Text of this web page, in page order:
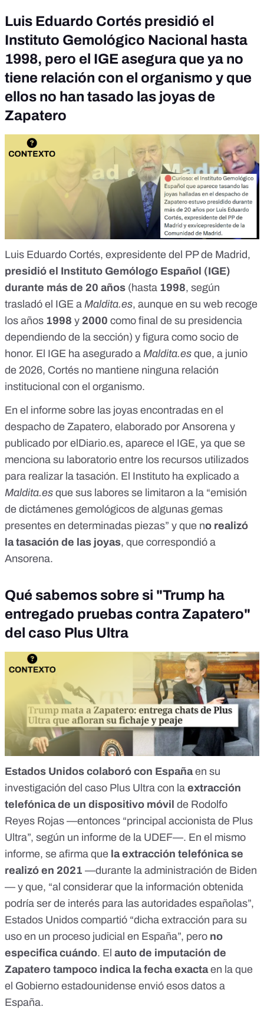
Luis Eduardo Cortés presidió el
Instituto Gemológico Nacional hasta
1998, pero el IGE asegura que ya no
tiene relación con el organismo y que
ellos no han tasado las joyas de
Zapatero
Luis Eduardo Cortés, expresidente del PP de Madrid,
presidió el Instituto Gemólogo Español (IGE)
durante más de 20 años (hasta 1998, según
trasladó el IGE a Maldita.es, aunque en su web recoge
los años 1998 y 2000 como final de su presidencia
dependiendo de la sección) y figura como socio de
honor. El IGE ha asegurado a Maldita.es que, a junio
de 2026, Cortés no mantiene ninguna relación
institucional con el organismo.
En el informe sobre las joyas encontradas en el
despacho de Zapatero, elaborado por Ansorena y
publicado por elDiario.es, aparece el IGE, ya que se
menciona su laboratorio entre los recursos utilizados
para realizar la tasación. El Instituto ha explicado a
Maldita.es que sus labores se limitaron a la “emisión
de dictámenes gemológicos de algunas gemas
presentes en determinadas piezas” y que no realizó
la tasación de las joyas, que correspondió a
Ansorena.
Qué sabemos sobre si "Trump ha
entregado pruebas contra Zapatero"
del caso Plus Ultra
Estados Unidos colaboró con Españaen su
investigación del caso Plus Ultra con la extracción
telefónica de un dispositivo móvil de Rodolfo
Reyes Rojas —entonces “principal accionista de Plus
Ultra”, según un informe de la UDEF—. En el mismo
informe, se afirma que la extracción telefónica se
realizó en 2021 —durante la administración de Biden
— y que, “al considerar que la información obtenida
podría ser de interés para las autoridades españolas”,
Estados Unidos compartió “dicha extracción para su
uso en un proceso judicial en España”, pero no
especifica cuándo. El auto de imputación de
Zapatero tampoco indica la fecha exactaen la que
el Gobierno estadounidense envió esos datos a
España.